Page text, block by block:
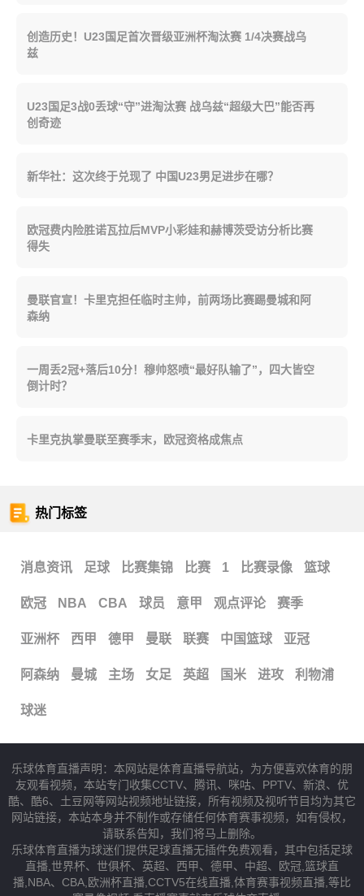
创造历史！U23国足首次晋级亚洲杯淘汰赛 1/4决赛战乌
兹
U23国足3战0丢球“守”进淘汰赛 战乌兹“超级大巴”能否再
创奇迹
新华社：这次终于兑现了 中国U23男足进步在哪？
欧冠费内险胜诺瓦拉后MVP小彩娃和赫博茨受访分析比赛
得失
曼联官宣！卡里克担任临时主帅，前两场比赛踢曼城和阿
森纳
一周丢2冠+落后10分！穆帅怒喷“最好队输了”，四大皆空
倒计时？
卡里克执掌曼联至赛季末，欧冠资格成焦点
热门标签
消息资讯 足球 比赛集锦 比赛 1 比赛录像 篮球
欧冠 NBA CBA 球员 意甲 观点评论 赛季
亚洲杯 西甲 德甲 曼联 联赛 中国篮球 亚冠
阿森纳 曼城 主场 女足 英超 国米 进攻 利物浦
球迷
乐球体育直播声明：本网站是体育直播导航站，为方便喜欢体育的朋
友观看视频，本站专门收集CCTV、腾讯、咪咕、PPTV、新浪、优
酷、酷6、土豆网等网站视频地址链接，所有视频及视听节目均为其它
网站链接，本站本身并不制作或存储任何体育赛事视频，如有侵权，
请联系告知，我们将马上删除。
乐球体育直播为球迷们提供足球直播无插件免费观看，其中包括足球
直播,世界杯、世俱杯、英超、西甲、德甲、中超、欧冠,篮球直
播,NBA、CBA,欧洲杯直播,CCTV5在线直播,体育赛事视频直播,等比